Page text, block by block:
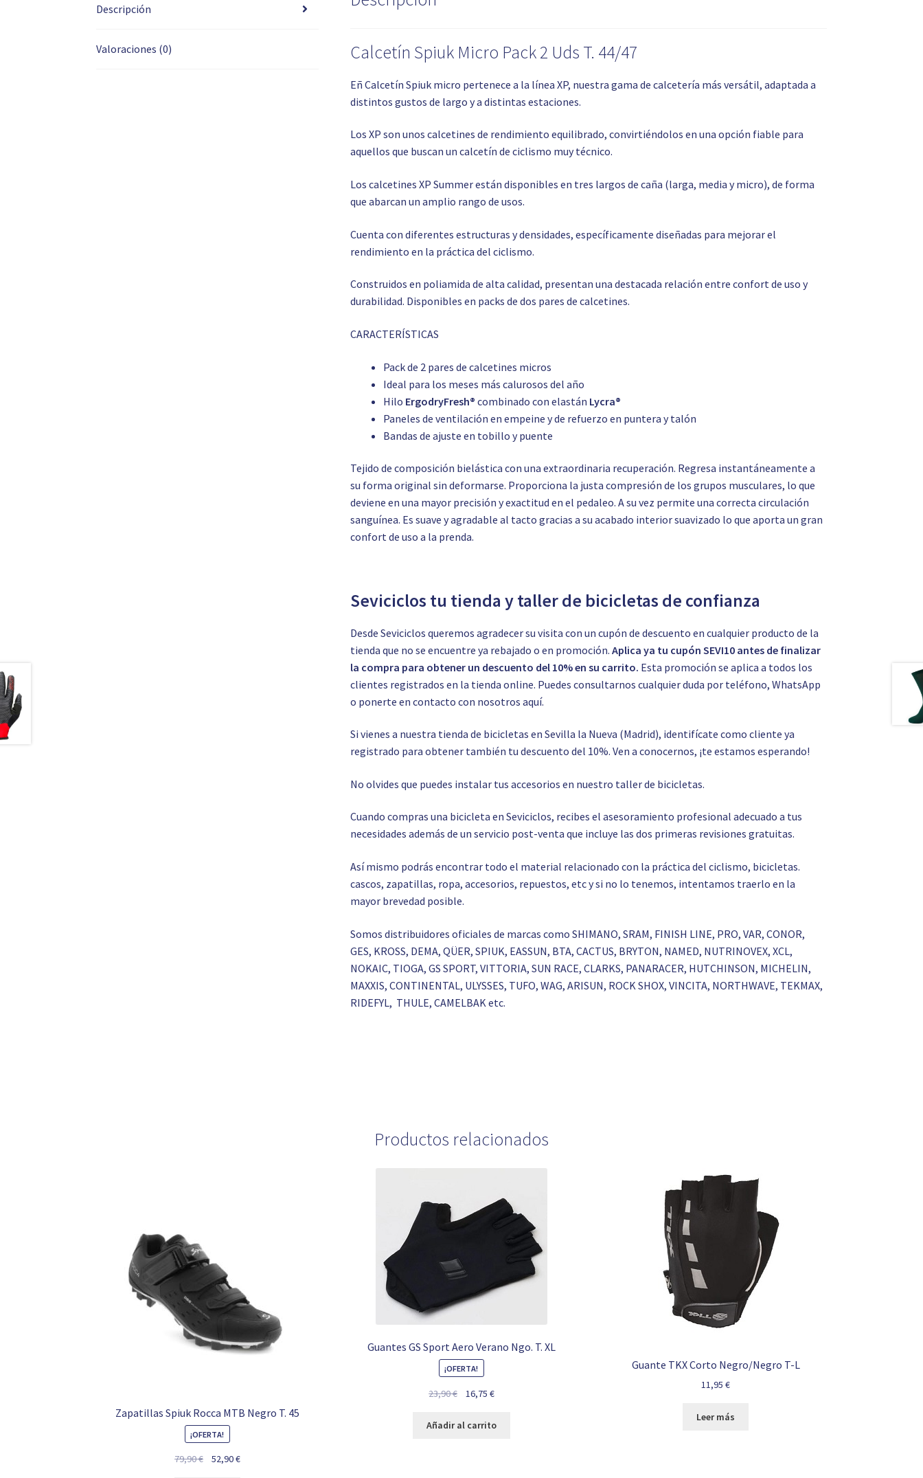
Descripción
Valoraciones (0) Calcetín Spiuk Micro Pack 2 Uds T. 44/47
Eñ Calcetín Spiuk micro pertenece a la línea XP, nuestra gama de calcetería más versátil, adaptada a
distintos gustos de largo y a distintas estaciones.
Los XP son unos calcetines de rendimiento equilibrado, convirtiéndolos en una opción fiable para
aquellos que buscan un calcetín de ciclismo muy técnico.
Los calcetines XP Summer están disponibles en tres largos de caña (larga, media y micro), de forma
que abarcan un amplio rango de usos.
Cuenta con diferentes estructuras y densidades, específicamente diseñadas para mejorar el
rendimiento en la práctica del ciclismo.
Construidos en poliamida de alta calidad, presentan una destacada relación entre confort de uso y
durabilidad. Disponibles en packs de dos pares de calcetines.
CARACTERÍSTICAS
Pack de 2 pares de calcetines micros
Ideal para los meses más calurosos del año
Hilo ErgodryFresh® combinado con elastán Lycra®
Paneles de ventilación en empeine y de refuerzo en puntera y talón
Bandas de ajuste en tobillo y puente
Tejido de composición bielástica con una extraordinaria recuperación. Regresa instantáneamente a
su forma original sin deformarse. Proporciona la justa compresión de los grupos musculares, lo que
deviene en una mayor precisión y exactitud en el pedaleo. A su vez permite una correcta circulación
sanguínea. Es suave y agradable al tacto gracias a su acabado interior suavizado lo que aporta un gran
confort de uso a la prenda.
Seviciclos tu tienda y taller de bicicletas de confianza
Desde Seviciclos queremos agradecer su visita con un cupón de descuento en cualquier producto de la
tienda que no se encuentre ya rebajado o en promoción.Aplica ya tu cupón SEVI10 antes de finalizar
la compra para obtener un descuento del 10% en su carrito. Esta promoción se aplica a todos los
clientes registrados en la tienda online. Puedes consultarnos cualquier duda por teléfono, WhatsApp
o ponerte en contacto con nosotrosaquí.
Si vienes a nuestra tienda de bicicletas en Sevilla la Nueva (Madrid), identifícate como cliente ya
registrado para obtener también tu descuento del 10%. Ven a conocernos, ¡te estamos esperando!
No olvides que puedes instalar tus accesorios en nuestro taller de bicicletas.
Cuando compras una bicicleta en Seviciclos, recibes el asesoramiento profesional adecuado a tus
necesidades además de un servicio post-venta que incluye las dos primeras revisiones gratuitas.
Así mismo podrás encontrar todo el material relacionado con la práctica del ciclismo, bicicletas.
cascos, zapatillas, ropa, accesorios, repuestos, etc y si no lo tenemos, intentamos traerlo en la
mayor brevedad posible.
Somos distribuidores oficiales de marcas como SHIMANO, SRAM, FINISH LINE, PRO, VAR, CONOR,
GES, KROSS, DEMA, QÜER, SPIUK, EASSUN, BTA, CACTUS, BRYTON, NAMED, NUTRINOVEX, XCL,
NOKAIC, TIOGA, GS SPORT, VITTORIA, SUN RACE, CLARKS, PANARACER, HUTCHINSON, MICHELIN,
MAXXIS, CONTINENTAL, ULYSSES, TUFO, WAG, ARISUN, ROCK SHOX, VINCITA, NORTHWAVE, TEKMAX,
RIDEFYL, THULE, CAMELBAK etc.
Productos relacionados
Zapatillas Spiuk Rocca MTB Negro T. 45
¡OFERTA!
79,90€
El52,90€El
Guantes GS Sport Aero Verano Ngo. T. XL
¡OFERTA!
23,90€
original
16,75 €El
actual
Añadir al carrito
Guante TKX Corto Negro/Negro T-L
11,95€
Leer más